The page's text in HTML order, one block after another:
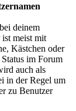
deinem
ist meist mit
Kästchen oder
im Forum
auch als
in der Regel um
zu Benutzer